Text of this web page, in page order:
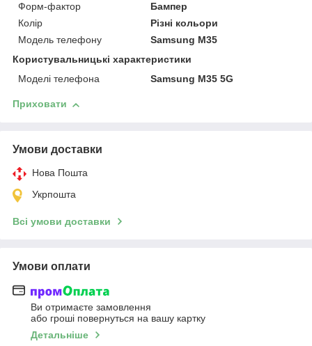
Форм-фактор
Бампер
Колір
Різні кольори
Модель телефону
Samsung M35
Користувальницькі характеристики
Моделі телефона
Samsung M35 5G
Приховати
Умови доставки
Нова Пошта
Укрпошта
Всі умови доставки
Умови оплати
Ви отримаєте замовлення
або гроші повернуться на вашу картку
Детальніше